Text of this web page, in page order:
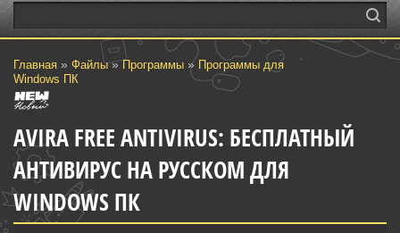
Главная » Файлы»Программы » Программы для
Windows ПК
AVIRA FREE ANTIVIRUS: БЕСПЛАТНЫЙ
АНТИВИРУС НА РУССКОМ ДЛЯ
WINDOWS ПК